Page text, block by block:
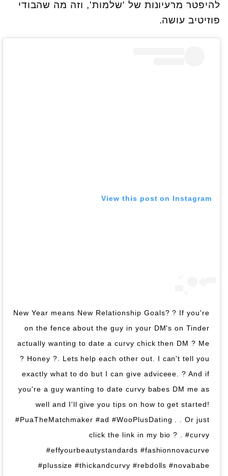
להיפטר מרעיונות של 'שלמות', וזה מה שהבודי
פוזיטיב עושה.
View this post on Instagram
New Year means New Relationship Goals? ? If you're
on the fence about the guy in your DM's on Tinder
actually wanting to date a curvy chick then DM ? Me
? Honey ?. Lets help each other out. I can't tell you
exactly what to do but I can give adviceee. ? And if
you're a guy wanting to date curvy babes DM me as
well and I'll give you tips on how to get started!
#PuaTheMatchmaker #ad #WooPlusDating . . Or just
click the link in my bio ? . #curvy
#effyourbeautystandards #fashionnovacurve
#plussize #thickandcurvy #rebdolls #novababe